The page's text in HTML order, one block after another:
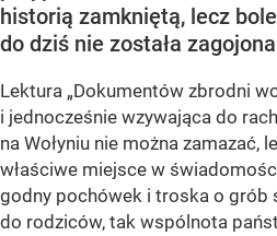
historią zamkniętą, lecz
do dziś nie została
Lektura „Dokumentów zbrodni
i jednocześnie wzywająca do
na Wołyniu nie można zamazać,
właściwe miejsce w
godny pochówek i troska o grób
do rodziców, tak wspólnota